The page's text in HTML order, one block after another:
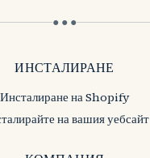
● ● ●
ИНСТАЛИРАНЕ
Инсталиране на Shopify
на вашия уебсайт